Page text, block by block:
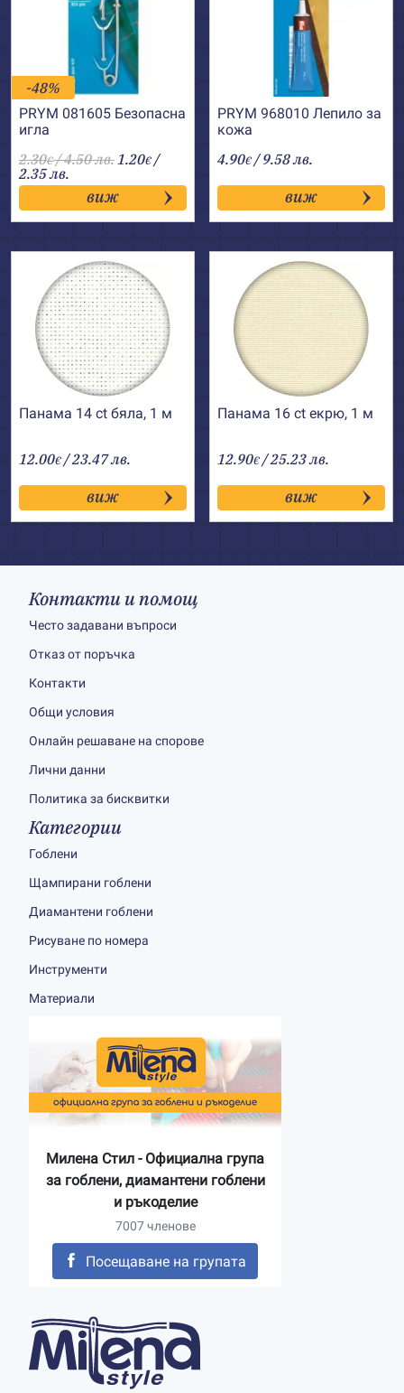
-48%
PRYM 081605 Безопасна
игла
2.30€/ 4.50 лв.1.20€ /
2.35 лв.
виж
PRYM 968010 Лепило за
кожа
4.90€ / 9.58 лв.
виж
Панама 14 ct бяла, 1 м
12.00€ / 23.47 лв.
виж
Панама 16 ct екрю, 1 м
12.90€ / 25.23 лв.
виж
Контакти и помощ
Често задавани въпроси
Отказ от поръчка
Контакти
Общи условия
Онлайн решаване на спорове
Лични данни
Политика за бисквитки
Категории
Гоблени
Щампирани гоблени
Диамантени гоблени
Рисуване по номера
Инструменти
Материали
Милена Стил - Официална група
за гоблени, диамантени гоблени
и ръкоделие
7007 членове
Посещаване на групата